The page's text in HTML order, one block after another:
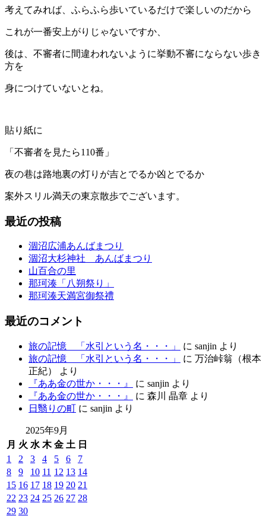
考えてみれば、ふらふら歩いているだけで楽しいのだから
これが一番安上がりじゃないですか、
後は、不審者に間違われないように挙動不審にならない歩き
方を
身につけていないとね。
貼り紙に
「不審者を見たら110番」
夜の巷は路地裏の灯りが吉とでるか凶とでるか
案外スリル満天の東京散歩でございます。
最近の投稿
涸沼広浦あんばまつり
涸沼大杉神社 あんばまつり
山百合の里
那珂湊「八朔祭り」
那珂湊天満宮御祭禮
最近のコメント
旅の記憶 「水引という名・・・」 に sanjin より
旅の記憶 「水引という名・・・」
に 万治峠翁（根本
正紀）
より
『ああ金の世か・・・』
に sanjin より
『ああ金の世か・・・』
に 森川 晶章 より
日翳りの町 に sanjin より
2025年9月
月 火 水 木 金 土 日
1
2 3 4 5 6
7
8
9 10 11 12 13 14
15 16 17 18 19 20 21
22 23 24 25 26 27 28
29 30